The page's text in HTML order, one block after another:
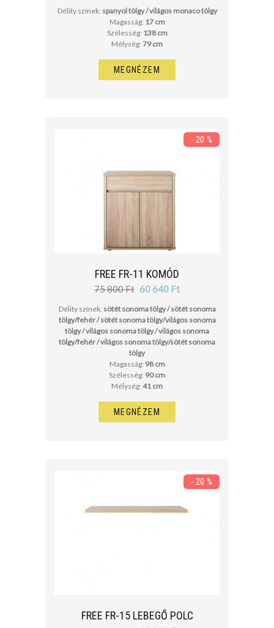
Délity színek: spanyol tölgy / világos monaco tölgy
Magasság: 17 cm
Szélesség: 138 cm
Mélység: 79 cm
MEGNÉZEM
FREE FR-11 KOMÓD
75 800 Ft 60 640 Ft
- 20 %
Délity színek: sötét sonoma tölgy / sötét sonoma
tölgy/fehér / sötét sonoma tölgy/világos sonoma
tölgy / világos sonoma tölgy / világos sonoma
tölgy/fehér / világos sonoma tölgy/sötét sonoma
tölgy
Magasság: 98 cm
Szélesség: 90 cm
Mélység: 41 cm
MEGNÉZEM
FREE FR-15 LEBEGŐ POLC
- 20 %